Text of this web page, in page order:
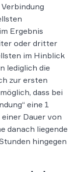
Ergebnis
oder dritter
im Hinblick
lediglich die
zur ersten
dass bei
eine 1
Dauer von
danach liegende
hingegen